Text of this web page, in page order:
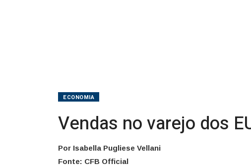
ECONOMIA
Vendas no varejo dos
Por Isabella Pugliese Vellani
Fonte: CFB Official